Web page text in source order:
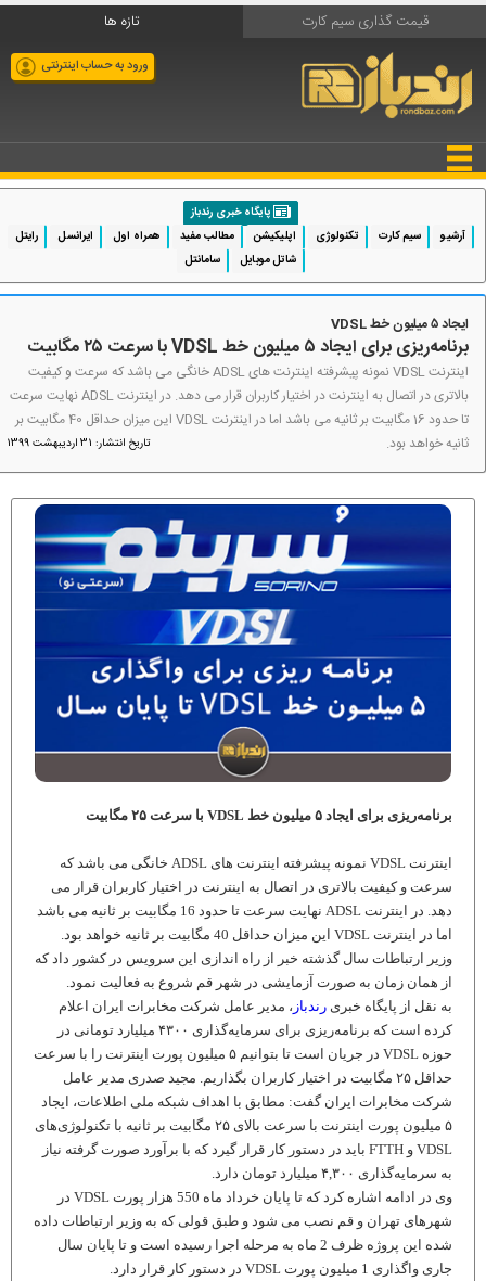
قیمت گذاری سیم کارت تازه ها
ورود به حساب اینترنتی
پایگاه خبری رندباز
آرشیو
سیم کارت تکنولوژی اپلیکیشن مطالب مفید همراه اول ایرانسل
رایتل
شاتل موبایل
سامانتل
ایجاد ۵ میلیون خط VDSL
برنامه‌ریزی برای ایجاد ۵ میلیون خط VDSL با سرعت ۲۵ مگابیت
اینترنت VDSL نمونه پیشرفته اینترنت های ADSL خانگی می باشد که سرعت و کیفیت
بالاتری در اتصال به اینترنت در اختیار کاربران قرار می دهد. در اینترنت ADSL نهایت سرعت
تا حدود 16 مگابیت بر ثانیه می باشد اما در اینترنت VDSL این میزان حداقل 40 مگابیت بر
ثانیه خواهد بود.
تاریخ انتشار: 31 اردیبهشت 1399
برنامه‌ریزی برای ایجاد ۵ میلیون خط VDSL با سرعت ۲۵ مگابیت
اینترنت VDSL نمونه پیشرفته اینترنت های ADSL خانگی می باشد که
سرعت و کیفیت بالاتری در اتصال به اینترنت در اختیار کاربران قرار می
دهد. در اینترنت ADSL نهایت سرعت تا حدود 16 مگابیت بر ثانیه می باشد
اما در اینترنت VDSL این میزان حداقل 40 مگابیت بر ثانیه خواهد بود.
وزیر ارتباطات سال گذشته خبر از راه اندازی این سرویس در کشور داد که
از همان زمان به صورت آزمایشی در شهر قم شروع به فعالیت نمود.
به نقل از پایگاه خبری رندباز ، مدیر عامل شرکت مخابرات ایران اعلام
کرده است که برنامه‌ریزی برای سرمایه‌گذاری ۴۳۰۰ میلیارد تومانی در
حوزه VDSL در جریان است تا بتوانیم ۵ میلیون پورت اینترنت را با سرعت
حداقل ۲۵ مگابیت در اختیار کاربران بگذاریم. مجید صدری مدیر عامل
شرکت مخابرات ایران گفت: مطابق با اهداف شبکه ملی اطلاعات، ایجاد
۵ میلیون پورت اینترنت با سرعت بالای ۲۵ مگابیت بر ثانیه با تکنولوژی‌های
VDSL و FTTH باید در دستور کار قرار گیرد که با برآورد صورت گرفته نیاز
به سرمایه‌گذاری ۴,۳۰۰ میلیارد تومان دارد.
وی در ادامه اشاره کرد که تا پایان خرداد ماه 550 هزار پورت VDSL در
شهرهای تهران و قم نصب می شود و طبق قولی که به وزیر ارتباطات داده
شده این پروژه ظرف 2 ماه به مرحله اجرا رسیده است و تا پایان سال
جاری واگذاری 1 میلیون پورت VDSL در دستور کار قرار دارد.